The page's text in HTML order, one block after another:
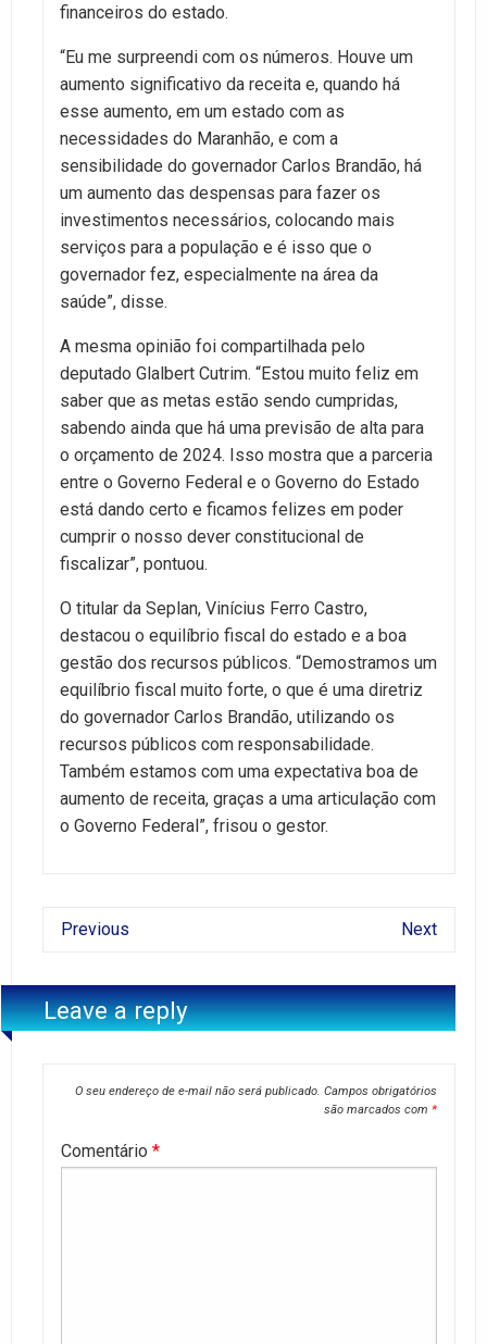
financeiros do estado.
“Eu me surpreendi com os números. Houve um
aumento significativo da receita e, quando há
esse aumento, em um estado com as
necessidades do Maranhão, e com a
sensibilidade do governador Carlos Brandão, há
um aumento das despensas para fazer os
investimentos necessários, colocando mais
serviços para a população e é isso que o
governador fez, especialmente na área da
saúde”, disse.
A mesma opinião foi compartilhada pelo
deputado Glalbert Cutrim. “Estou muito feliz em
saber que as metas estão sendo cumpridas,
sabendo ainda que há uma previsão de alta para
o orçamento de 2024. Isso mostra que a parceria
entre o Governo Federal e o Governo do Estado
está dando certo e ficamos felizes em poder
cumprir o nosso dever constitucional de
fiscalizar”, pontuou.
O titular da Seplan, Vinícius Ferro Castro,
destacou o equilíbrio fiscal do estado e a boa
gestão dos recursos públicos. “Demostramos um
equilíbrio fiscal muito forte, o que é uma diretriz
do governador Carlos Brandão, utilizando os
recursos públicos com responsabilidade.
Também estamos com uma expectativa boa de
aumento de receita, graças a uma articulação com
o Governo Federal”, frisou o gestor.
Previous Next
Leave a reply
O seu endereço de e-mail não será publicado. Campos obrigatórios
são marcados com *
Comentário *